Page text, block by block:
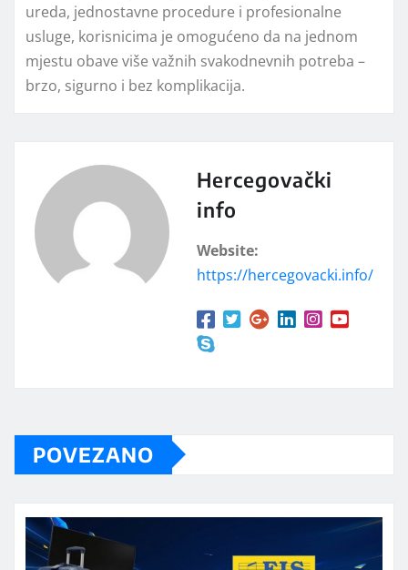
ureda, jednostavne procedure i profesionalne
usluge, korisnicima je omogućeno da na jednom
mjestu obave više važnih svakodnevnih potreba –
brzo, sigurno i bez komplikacija.
Hercegovački
info
Website:
https://hercegovacki.info/
POVEZANO